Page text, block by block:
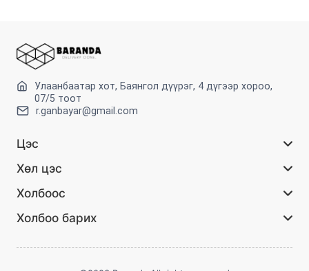
Улаанбаатар хот, Баянгол дүүрэг, 4 дүгээр хороо,
07/5 тоот
r.ganbayar@gmail.com
Цэс
Хөл цэс
Холбоос
Холбоо барих